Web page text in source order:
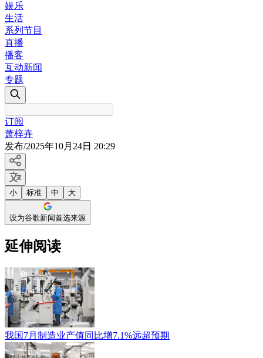
娱乐
生活
系列节目
直播
播客
互动新闻
专题
订阅
萧梓卉
发布/2025年10月24日 20:29
小 标准 中 大
设为谷歌新闻首选来源
延伸阅读
我国7月制造业产值同比增7.1%远超预期